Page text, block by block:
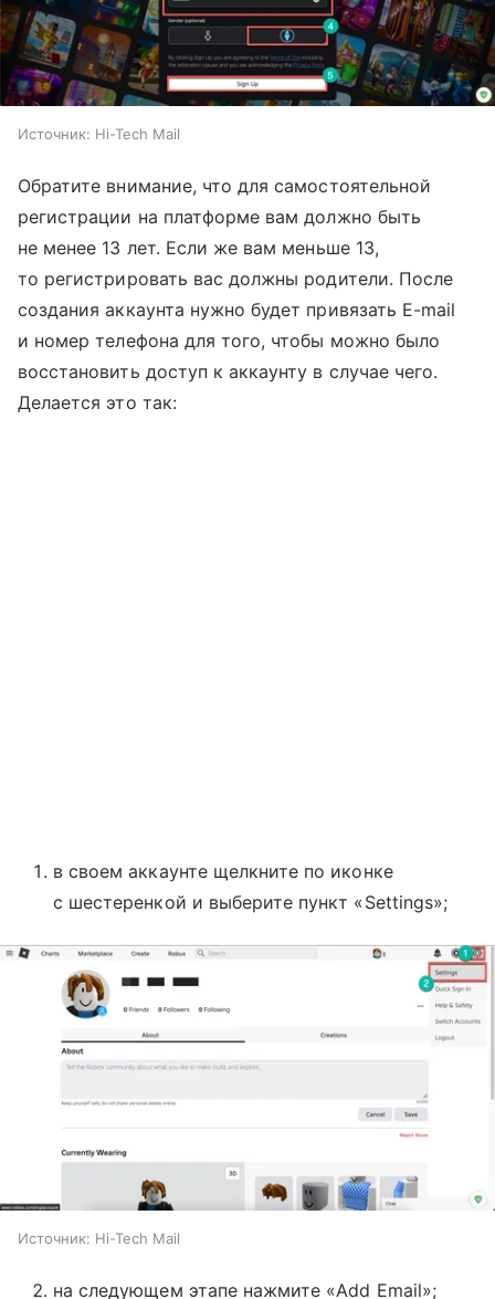
Источник: Hi-Tech Mail
Обратите внимание, что для самостоятельной
регистрации на платформе вам должно быть
не менее 13 лет. Если же вам меньше 13,
то регистрировать вас должны родители. После
создания аккаунта нужно будет привязать E-mail
и номер телефона для того, чтобы можно было
восстановить доступ к аккаунту в случае чего.
Делается это так:
в своем аккаунте щелкните по иконке
с шестеренкой и выберите пункт «Settings»;
Источник: Hi-Tech Mail
на следующем этапе нажмите «Add Email»;